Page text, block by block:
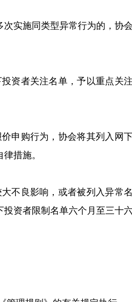
实施同类型异常行为的，协
资者关注名单，予以重点关
申购行为，协会将其列入网
措施。
不良影响，或者被列入异常
资者限制名单六个月至三十